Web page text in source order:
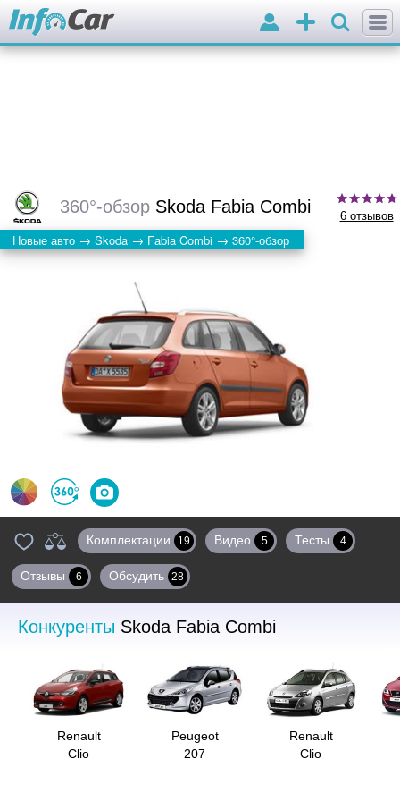
Добавить
объявление
Войти
360°-обзор Skoda Fabia Combi 6 отзывов
Новые авто → Skoda → Fabia Combi → 360°-обзор
Цвета 360°
Комплектации 19 Видео 5 Тесты 4
Отзывы 6 Обсудить 28
Конкуренты Skoda Fabia Combi
Renault
Clio
Peugeot
207
Renault
Clio